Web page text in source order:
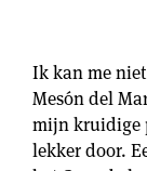
Ik kan me
Mesón del
mijn kruidige
lekker door.